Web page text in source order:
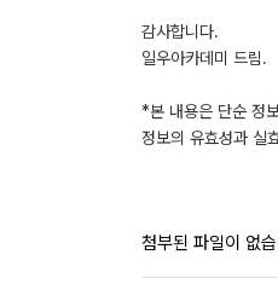
감사합니다.
일우아카데미 드림.
*본 내용은 단순 정
정보의 유효성과 실
첨부된 파일이 없